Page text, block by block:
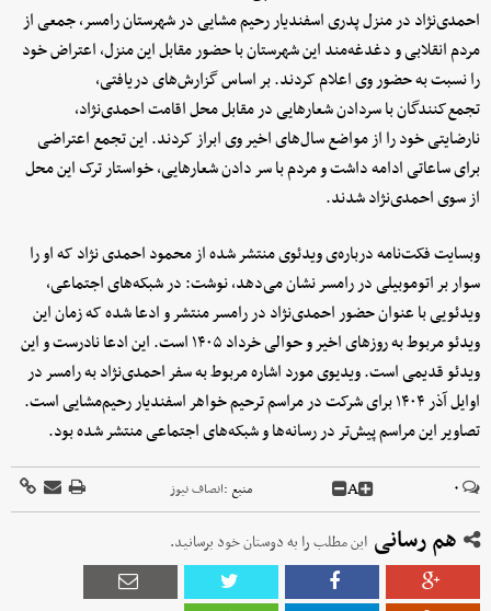
احمدی‌نژاد در منزل پدری اسفندیار رحیم مشایی در شهرستان رامسر، جمعی از
مردم انقلابی و دغدغه‌مند این شهرستان با حضور مقابل این منزل، اعتراض خود
را نسبت به حضور وی اعلام کردند. بر اساس گزارش‌های دریافتی،
تجمع‌کنندگان با سردادن شعارهایی در مقابل محل اقامت احمدی‌نژاد،
نارضایتی خود را از مواضع سال‌های اخیر وی ابراز کردند. این تجمع اعتراضی
برای ساعاتی ادامه داشت و مردم با سر دادن شعارهایی، خواستار ترک این محل
از سوی احمدی‌نژاد شدند.
وبسایت فکت‌نامه درباره‌ی ویدئوی منتشر شده از محمود احمدی نژاد که او را
سوار بر اتوموبیلی در رامسر نشان می‌دهد، نوشت: در شبکه‌های اجتماعی،
ویدئویی با عنوان حضور احمدی‌نژاد در رامسر منتشر و ادعا شده که زمان این
ویدئو مربوط به روزهای اخیر و حوالی خرداد ۱۴۰۵ است. این ادعا نادرست و این
ویدئو قدیمی است. ویدیوی مورد اشاره مربوط به سفر احمدی‌نژاد به رامسر در
اوایل آذر ۱۴۰۴ برای شرکت در مراسم ترحیم خواهر اسفندیار رحیم‌مشایی است.
تصاویر این مراسم پیش‌تر در رسانه‌ها و شبکه‌های اجتماعی منتشر شده بود.
۰ A منبع :انصاف نیوز
هم رسانی این مطلب را به دوستان خود برسانید.